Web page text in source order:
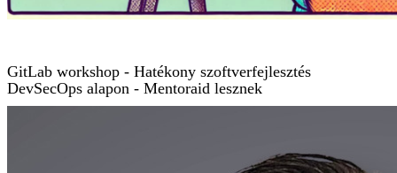
GitLab workshop - Hatékony szoftverfejlesztés
DevSecOps alapon - Mentoraid lesznek